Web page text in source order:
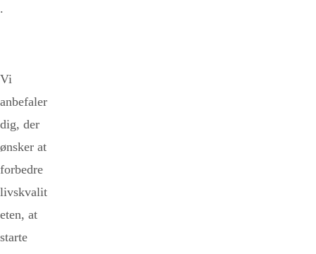
.
Vi
anbefaler
dig, der
ønsker at
forbedre
livskvalit
eten, at
starte